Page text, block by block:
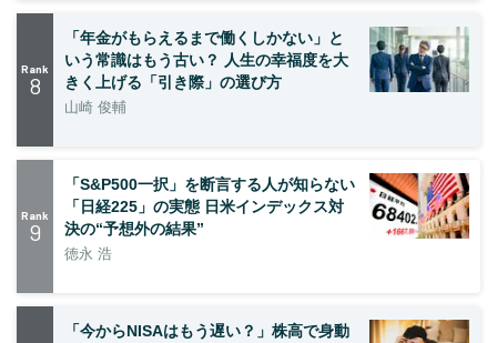
Rank
8
「年金がもらえるまで働くしかない」と
いう常識はもう古い？ 人生の幸福度を大
きく上げる「引き際」の選び方
山崎 俊輔
Rank
9
「S&P500一択」を断言する人が知らない
「日経225」の実態 日米インデックス対
決の“予想外の結果”
徳永 浩
「今からNISAはもう遅い？」株高で身動